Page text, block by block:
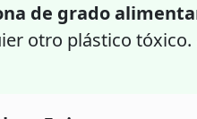
de grado
otro plástico tóxico.